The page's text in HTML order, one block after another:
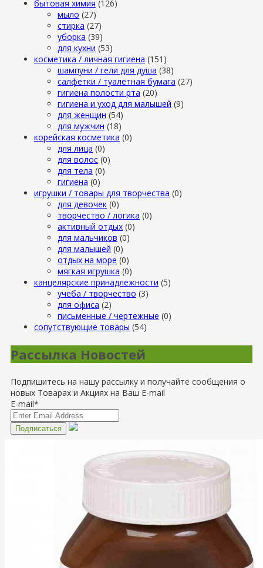
бытовая химия (126)
мыло (27)
стирка (27)
уборка (39)
для кухни (53)
косметика / личная гигиена (151)
шампуни / гели для душа (38)
салфетки / туалетная бумага (27)
гигиена полости рта (20)
гигиена и уход для малышей (9)
для женщин (54)
для мужчин (18)
корейская косметика (0)
для лица (0)
для волос (0)
для тела (0)
гигиена (0)
игрушки / товары для творчества (0)
для девочек (0)
творчество / логика (0)
активный отдых (0)
для мальчиков (0)
для малышей (0)
отдых на море (0)
мягкая игрушка (0)
канцелярские принадлежности (5)
учеба / творчество (3)
для офиса (2)
письменные / чертежные (0)
сопутствующие товары (54)
Рассылка Новостей
Подпишитесь на нашу рассылку и получайте сообщения о
новых Товарах и Акциях на Ваш E-mail
E-mail*